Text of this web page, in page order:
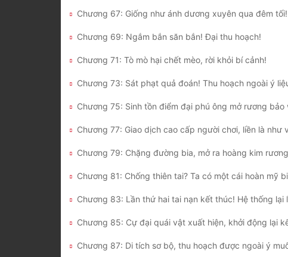
Chương 67: Giống như ánh dương xuyên qua đêm tối!
Chương 69: Ngắm bắn săn bắn! Đại thu hoạch!
Chương 71: Tò mò hại chết mèo, rời khỏi bí cảnh!
Chương 73: Sát phạt quả đoán! Thu hoạch ngoài ý